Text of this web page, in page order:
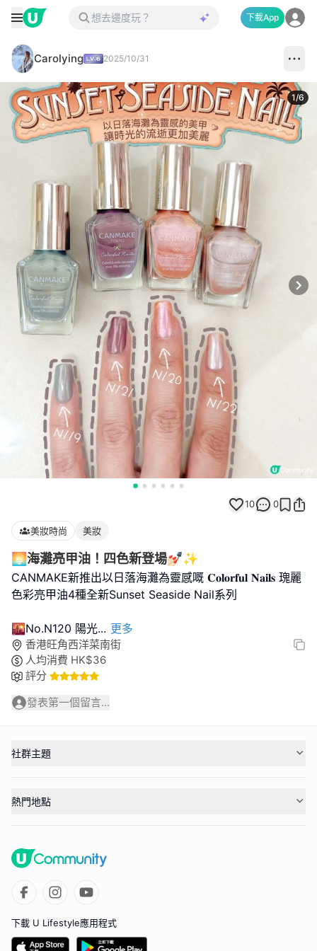
下載App
Carolying 2025/10/31
1/6
10 0
美妝時尚 美妝
🌅海灘亮甲油！四色新登場💅🏻✨
CANMAKE新推出以日落海灘為靈感嘅 𝐂𝐨𝐥𝐨𝐫𝐟𝐮𝐥 𝐍𝐚𝐢𝐥𝐬 瑰麗
色彩亮甲油4種全新Sunset Seaside Nail系列
🌇No.N120 陽光... 更多
香港旺角西洋菜南街
人均消費 HK$36
評分
發表第一個留言...
社群主題
熱門地點
下載 U Lifestyle應用程式